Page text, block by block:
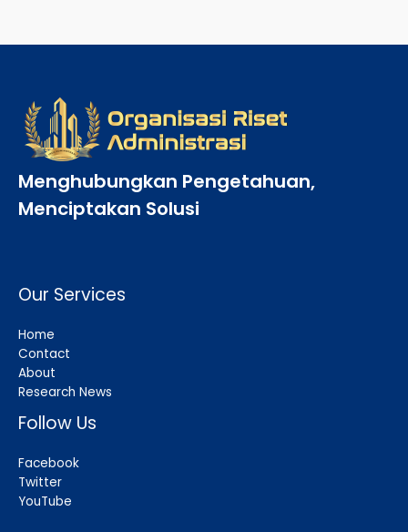
Menghubungkan Pengetahuan,
Menciptakan Solusi
Our Services
Home
Contact
About
Research News
Follow Us
Facebook
Twitter
YouTube